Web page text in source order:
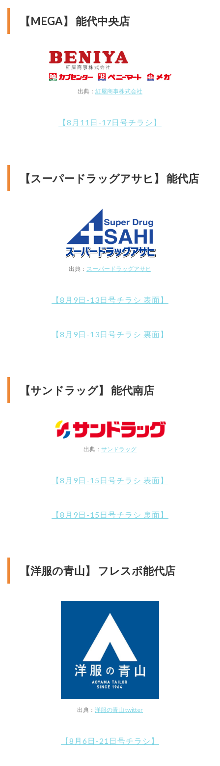
【MEGA】 能代中央店
出典： 紅屋商事株式会社
【8月11日-17日号チラシ】
【スーパードラッグアサヒ】 能代店
出典： スーパードラッグアサヒ
【8月9日-13日号チラシ 表面】
【8月9日-13日号チラシ 裏面】
【サンドラッグ】 能代南店
出典： サンドラッグ
【8月9日-15日号チラシ 表面】
【8月9日-15日号チラシ 裏面】
【洋服の青山】 フレスポ能代店
出典： 洋服の青山 twitter
【8月6日-21日号チラシ】